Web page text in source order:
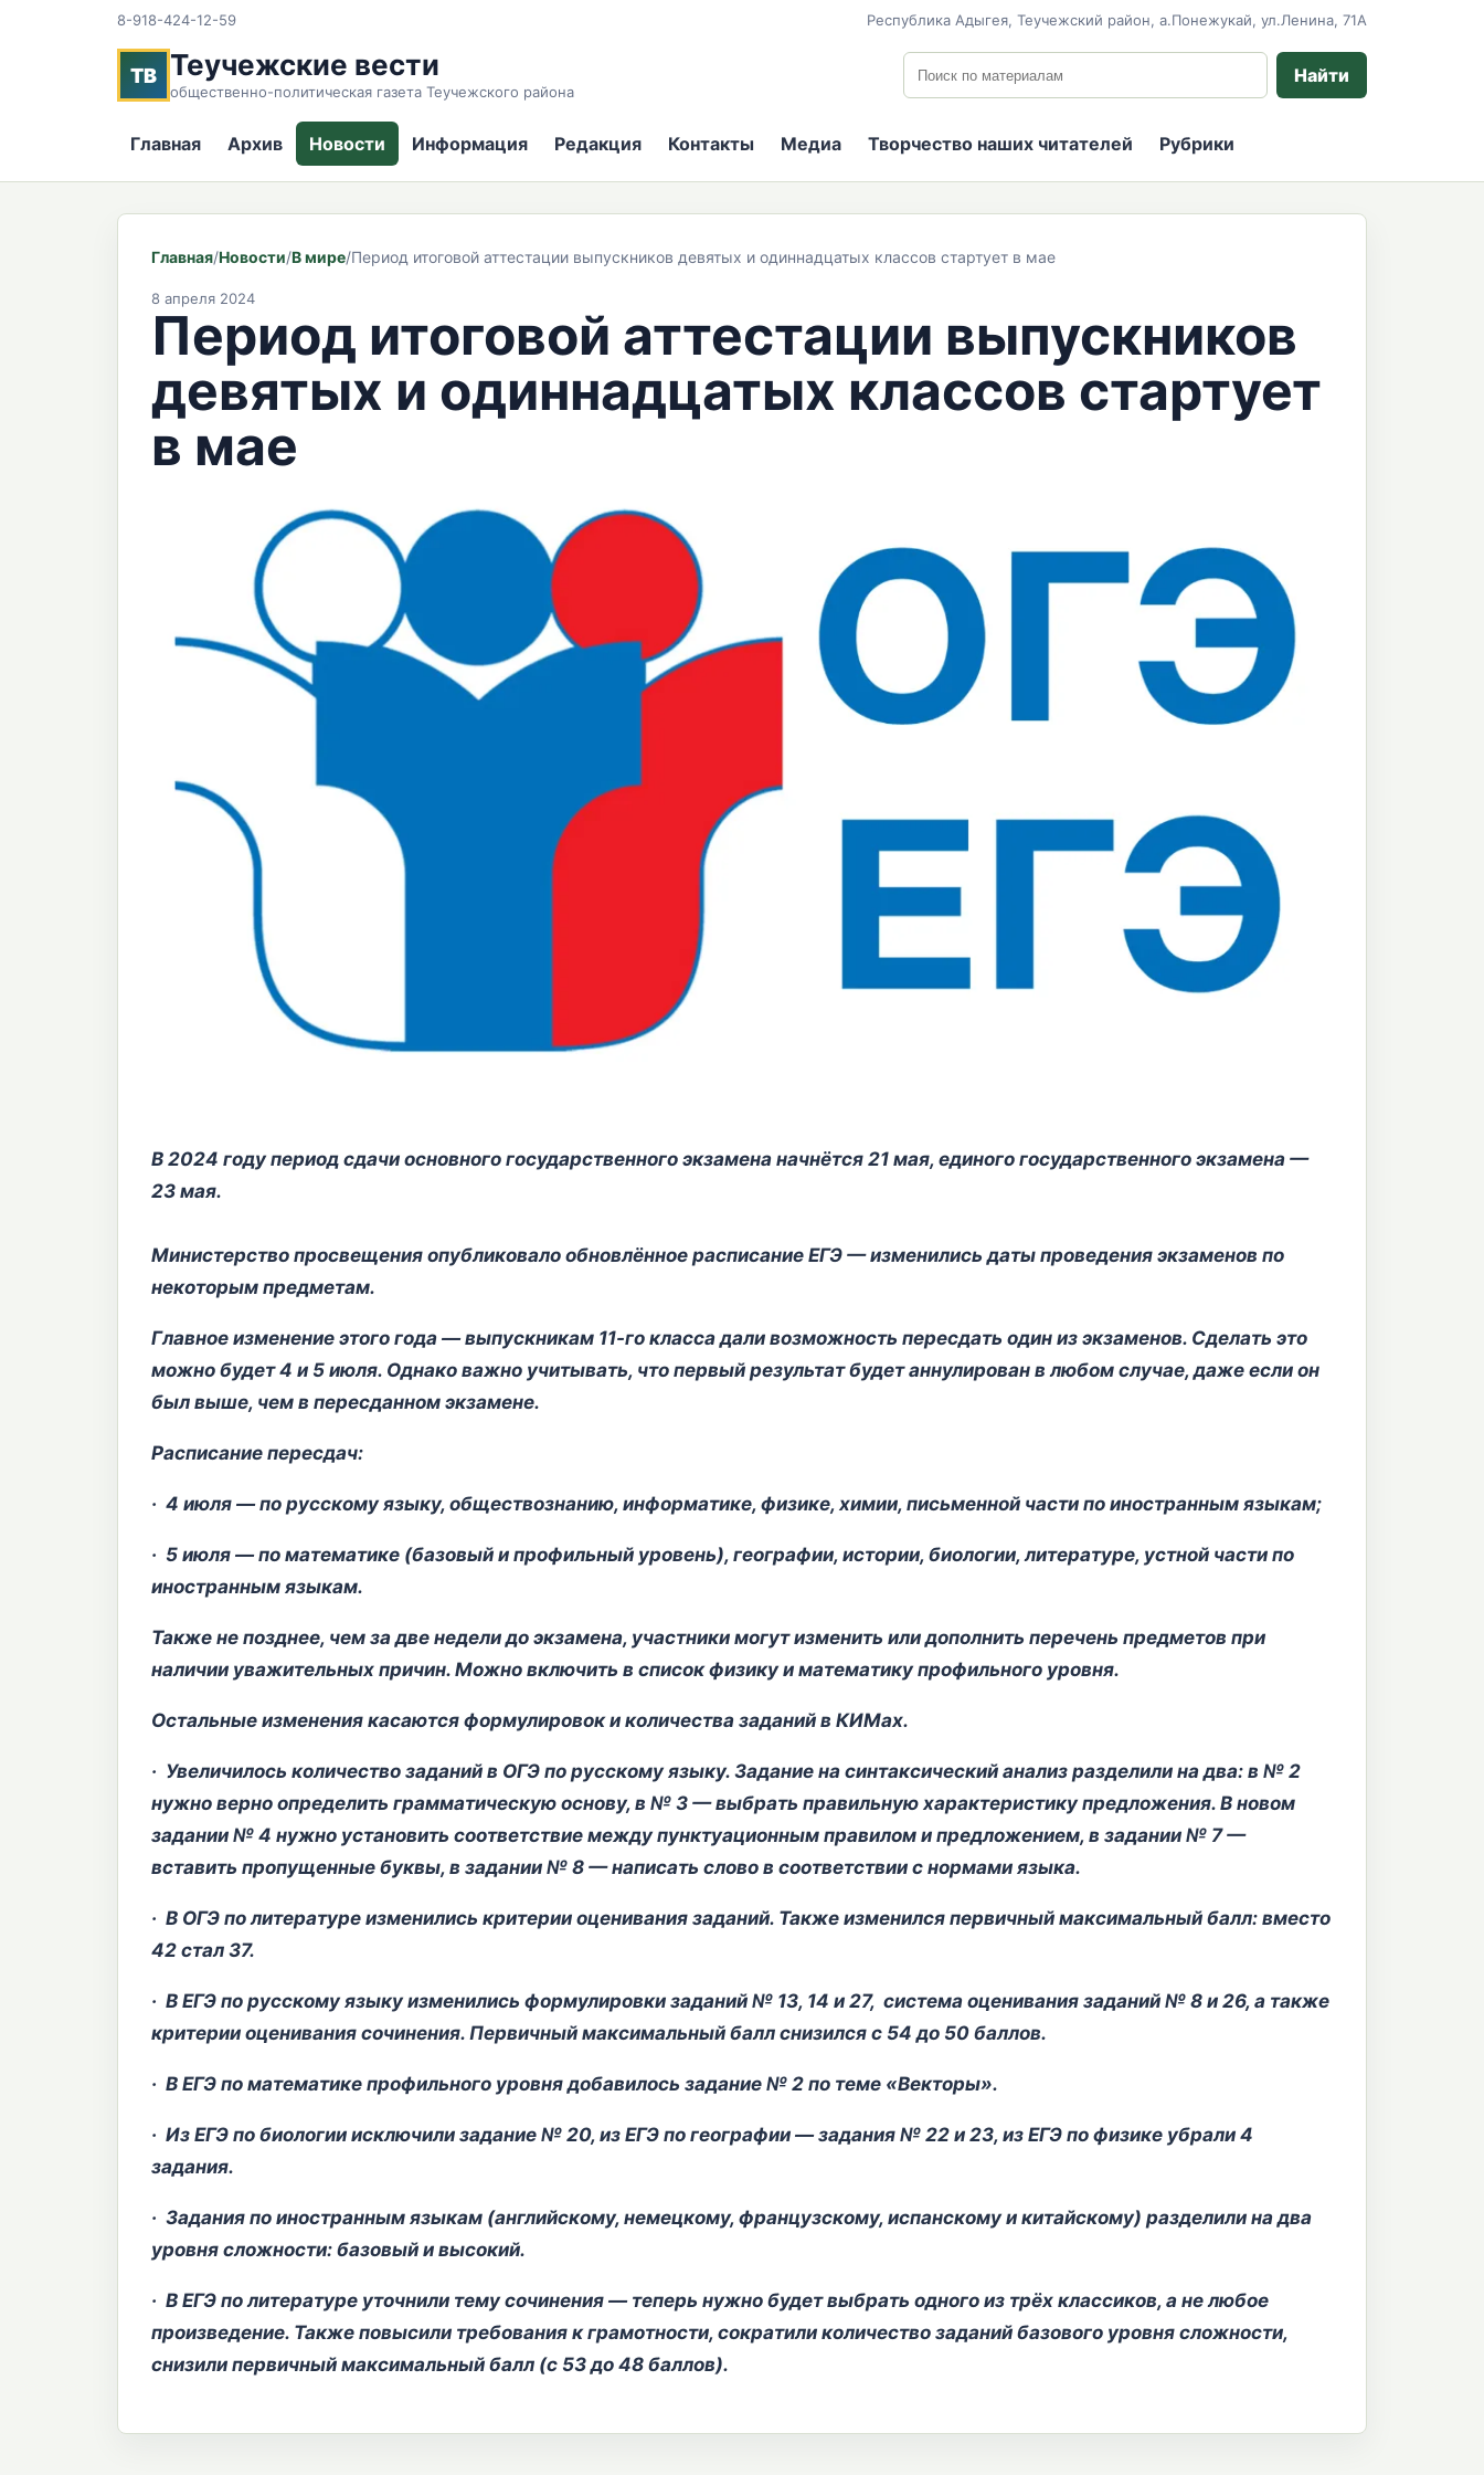
8-918-424-12-59 Республика Адыгея, Теучежский район, а.Понежукай, ул.Ленина, 71А
ТВ Теучежские вести
общественно-политическая газета Теучежского района
Поиск по сайту
Найти
Главная Архив Новости Информация Редакция Контакты Медиа Творчество наших читателей Рубрики
Главная/Новости/В мире/Период итоговой аттестации выпускников девятых и одиннадцатых классов стартует в мае
8 апреля 2024
Период итоговой аттестации выпускников
девятых и одиннадцатых классов стартует
в мае
В 2024 году период сдачи основного государственного экзамена начнётся 21 мая, единого государственного экзамена —
23 мая.
Министерство просвещения опубликовало обновлённое расписание ЕГЭ — изменились даты проведения экзаменов по
некоторым предметам.
Главное изменение этого года — выпускникам 11-го класса дали возможность пересдать один из экзаменов. Сделать это
можно будет 4 и 5 июля. Однако важно учитывать, что первый результат будет аннулирован в любом случае, даже если он
был выше, чем в пересданном экзамене.
Расписание пересдач:
· 4 июля — по русскому языку, обществознанию, информатике, физике, химии, письменной части по иностранным языкам;
· 5 июля — по математике (базовый и профильный уровень), географии, истории, биологии, литературе, устной части по
иностранным языкам.
Также не позднее, чем за две недели до экзамена, участники могут изменить или дополнить перечень предметов при
наличии уважительных причин. Можно включить в список физику и математику профильного уровня.
Остальные изменения касаются формулировок и количества заданий в КИМах.
· Увеличилось количество заданий в ОГЭ по русскому языку. Задание на синтаксический анализ разделили на два: в № 2
нужно верно определить грамматическую основу, в № 3 — выбрать правильную характеристику предложения. В новом
задании № 4 нужно установить соответствие между пунктуационным правилом и предложением, в задании № 7 —
вставить пропущенные буквы, в задании № 8 — написать слово в соответствии с нормами языка.
· В ОГЭ по литературе изменились критерии оценивания заданий. Также изменился первичный максимальный балл: вместо
42 стал 37.
· В ЕГЭ по русскому языку изменились формулировки заданий № 13, 14 и 27, система оценивания заданий № 8 и 26, а также
критерии оценивания сочинения. Первичный максимальный балл снизился с 54 до 50 баллов.
· В ЕГЭ по математике профильного уровня добавилось задание № 2 по теме «Векторы».
· Из ЕГЭ по биологии исключили задание № 20, из ЕГЭ по географии — задания № 22 и 23, из ЕГЭ по физике убрали 4
задания.
· Задания по иностранным языкам (английскому, немецкому, французскому, испанскому и китайскому) разделили на два
уровня сложности: базовый и высокий.
· В ЕГЭ по литературе уточнили тему сочинения — теперь нужно будет выбрать одного из трёх классиков, а не любое
произведение. Также повысили требования к грамотности, сократили количество заданий базового уровня сложности,
снизили первичный максимальный балл (с 53 до 48 баллов).